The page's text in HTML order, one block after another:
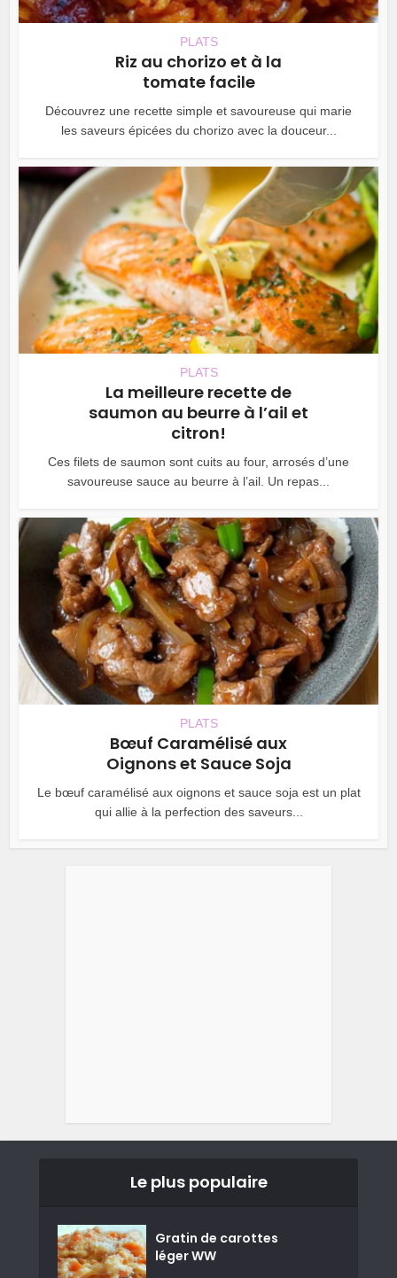
PLATS
Riz au chorizo et à la
tomate facile
Découvrez une recette simple et savoureuse qui marie
les saveurs épicées du chorizo avec la douceur...
PLATS
La meilleure recette de
saumon au beurre à l’ail et
citron!
Ces filets de saumon sont cuits au four, arrosés d’une
savoureuse sauce au beurre à l’ail. Un repas...
PLATS
Bœuf Caramélisé aux
Oignons et Sauce Soja
Le bœuf caramélisé aux oignons et sauce soja est un plat
qui allie à la perfection des saveurs...
Le plus populaire
Gratin de carottes
léger WW